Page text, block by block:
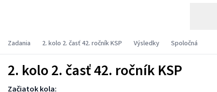
Zadania 2. kolo 2. časť 42. ročník KSP Výsledky Spoločná
2. kolo 2. časť 42. ročník KSP
Začiatok kola: